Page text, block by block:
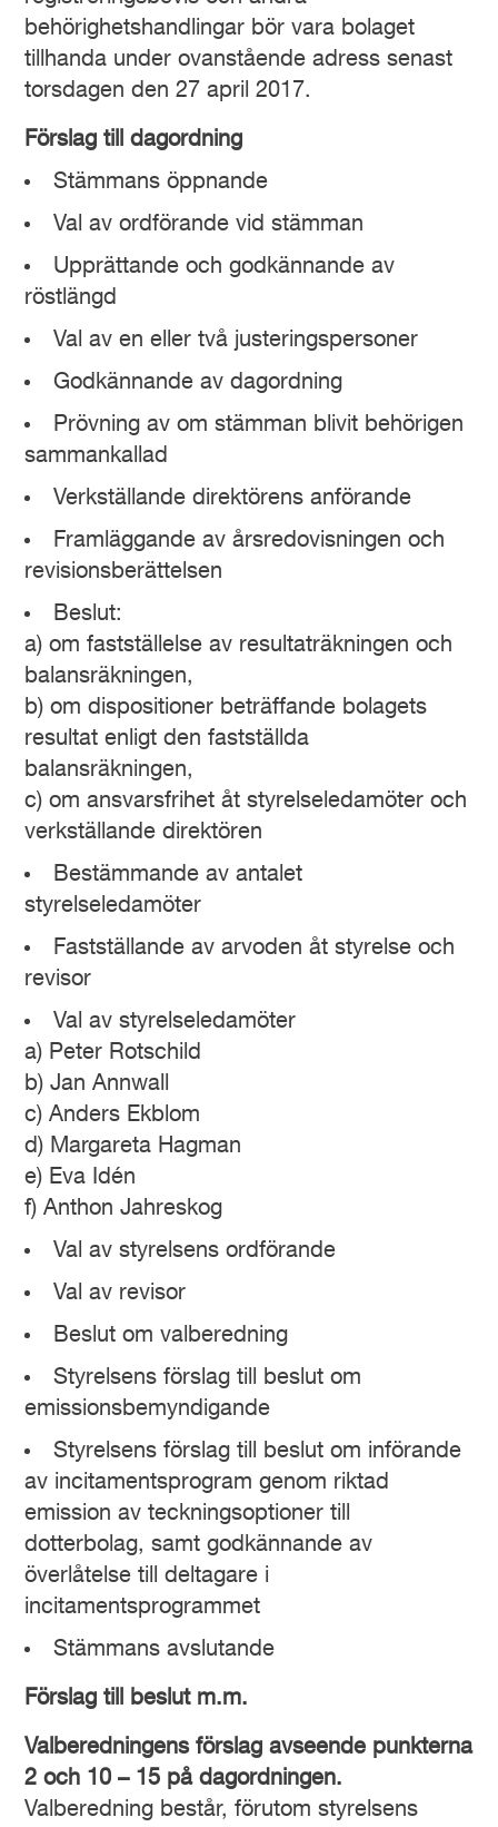
behörighetshandlingar bör vara bolaget
tillhanda under ovanstående adress senast
torsdagen den 27 april 2017.
Förslag till dagordning
Stämmans öppnande
Val av ordförande vid stämman
Upprättande och godkännande av
röstlängd
Val av en eller två justeringspersoner
Godkännande av dagordning
Prövning av om stämman blivit behörigen
sammankallad
Verkställande direktörens anförande
Framläggande av årsredovisningen och
revisionsberättelsen
Beslut:
a) om fastställelse av resultaträkningen och
balansräkningen,
b) om dispositioner beträffande bolagets
resultat enligt den fastställda
balansräkningen,
c) om ansvarsfrihet åt styrelseledamöter och
verkställande direktören
Bestämmande av antalet
styrelseledamöter
Fastställande av arvoden åt styrelse och
revisor
Val av styrelseledamöter
a) Peter Rotschild
b) Jan Annwall
c) Anders Ekblom
d) Margareta Hagman
e) Eva Idén
f) Anthon Jahreskog
Val av styrelsens ordförande
Val av revisor
Beslut om valberedning
Styrelsens förslag till beslut om
emissionsbemyndigande
Styrelsens förslag till beslut om införande
av incitamentsprogram genom riktad
emission av teckningsoptioner till
dotterbolag, samt godkännande av
överlåtelse till deltagare i
incitamentsprogrammet
Stämmans avslutande
Förslag till beslut m.m.
Valberedningens förslag avseende punkterna
2 och 10 – 15 på dagordningen.
Valberedning består, förutom styrelsens